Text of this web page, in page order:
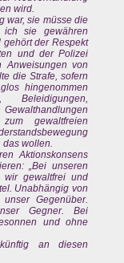
wird.
war, sie müsse die
ich sie gewähren
gehört der Respekt
und der Polizei
von
die Strafe, sofern
hingenommen
Beleidigungen,
gewaltfreien
das wollen.
Aktionskonsens
„Bei unseren
wir gewaltfrei und
Unabhängig von
Gegenüber.
Gegner. Bei
und ohne
an diesen